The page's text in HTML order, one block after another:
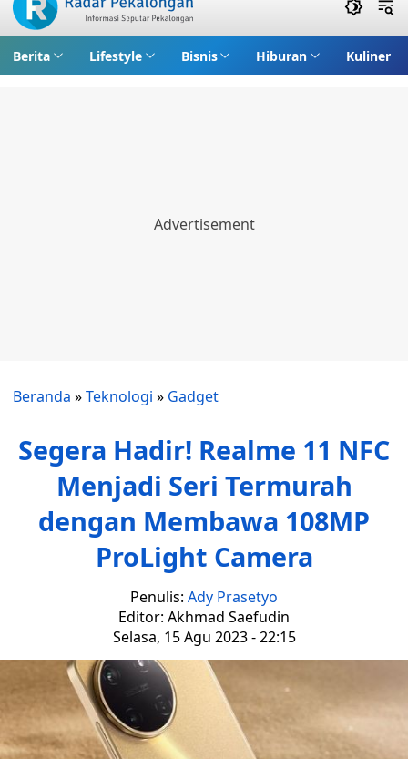
Berita Lifestyle Bisnis Hiburan Kuliner
Beranda »Teknologi » Gadget
Segera Hadir! Realme 11 NFC
Menjadi Seri Termurah
dengan Membawa 108MP
ProLight Camera
Penulis: Ady Prasetyo
Editor: Akhmad Saefudin
Selasa, 15 Agu 2023 - 22:15